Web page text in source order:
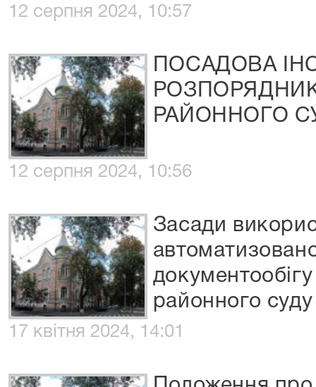
12 серпня 2024, 10:57
ПОСАДОВА
РАЙОННОГО
12 серпня 2024, 10:56
Засади
районного
17 квітня 2024, 14:01